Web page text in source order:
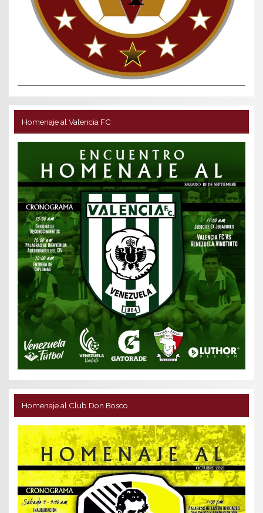
Homenaje al Valencia FC
Homenaje al Club Don Bosco